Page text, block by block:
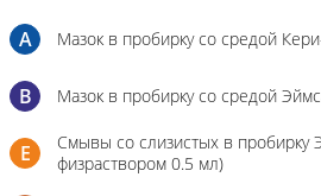
A Мазок в пробирку со средой
B Мазок в пробирку со средой
E
Смывы со слизистых в пробирку
физраствором 0.5 мл)